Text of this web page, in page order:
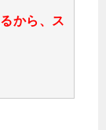
から、ス